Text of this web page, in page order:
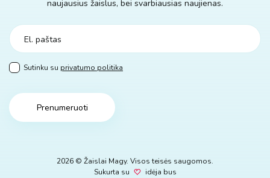
naujausius žaislus, bei svarbiausias naujienas.
Sutinku su privatumo politika
Prenumeruoti
2026 © Žaislai Magy. Visos teisės saugomos.
Sukurta su
idėja bus